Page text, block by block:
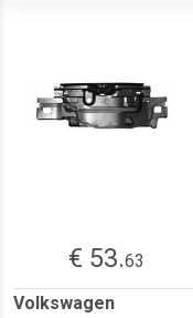
€ 53.63
Volkswagen